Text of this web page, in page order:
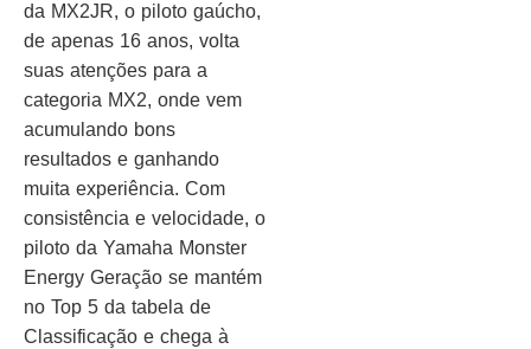
da MX2JR, o piloto gaúcho,
de apenas 16 anos, volta
suas atenções para a
categoria MX2, onde vem
acumulando bons
resultados e ganhando
muita experiência. Com
consistência e velocidade, o
piloto da Yamaha Monster
Energy Geração se mantém
no Top 5 da tabela de
Classificação e chega à